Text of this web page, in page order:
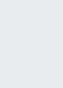
technique